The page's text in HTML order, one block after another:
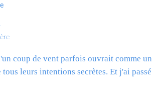
coup de vent parfois ouvrait comme un
leurs intentions secrètes. Et j'ai passé